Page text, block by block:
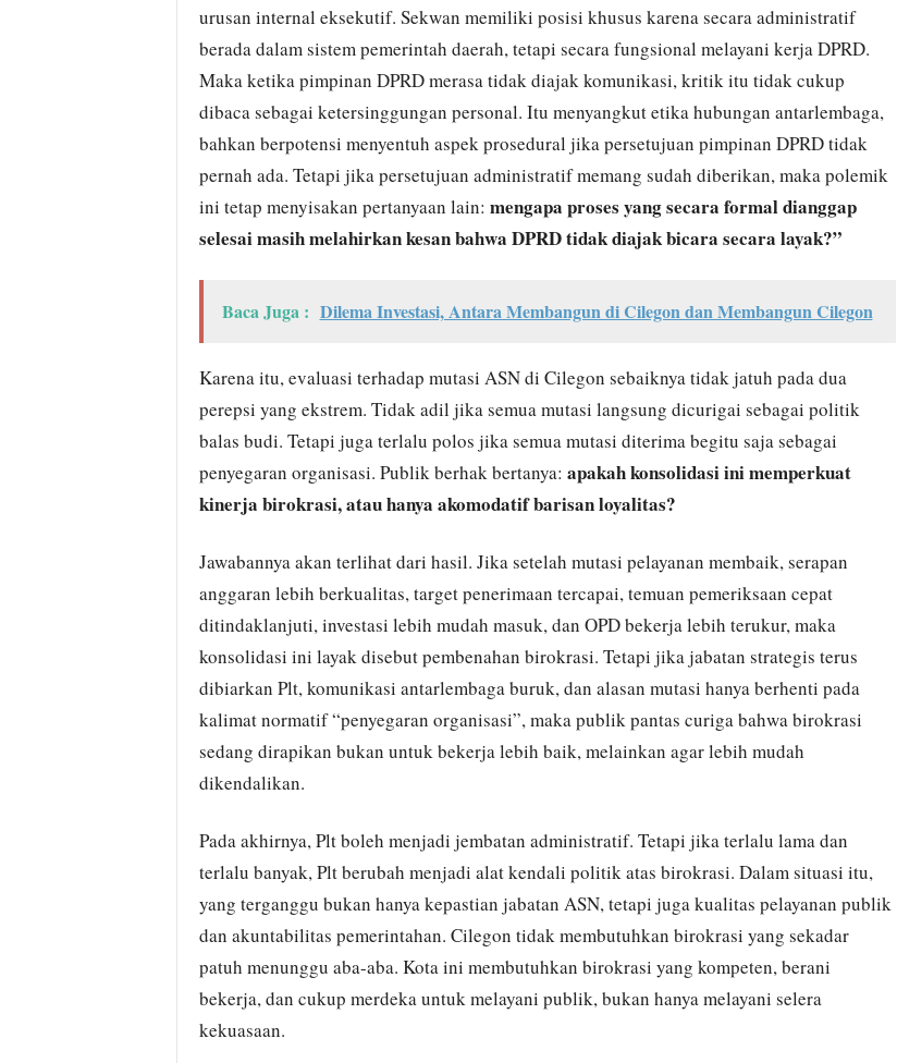
urusan internal eksekutif. Sekwan memiliki posisi khusus karena secara administratif
berada dalam sistem pemerintah daerah, tetapi secara fungsional melayani kerja DPRD.
Maka ketika pimpinan DPRD merasa tidak diajak komunikasi, kritik itu tidak cukup
dibaca sebagai ketersinggungan personal. Itu menyangkut etika hubungan antarlembaga,
bahkan berpotensi menyentuh aspek prosedural jika persetujuan pimpinan DPRD tidak
pernah ada. Tetapi jika persetujuan administratif memang sudah diberikan, maka polemik
ini tetap menyisakan pertanyaan lain: mengapa proses yang secara formal dianggap
selesai masih melahirkan kesan bahwa DPRD tidak diajak bicara secara layak?”
Baca Juga : Dilema Investasi, Antara Membangun di Cilegon dan Membangun Cilegon
Karena itu, evaluasi terhadap mutasi ASN di Cilegon sebaiknya tidak jatuh pada dua
perepsi yang ekstrem. Tidak adil jika semua mutasi langsung dicurigai sebagai politik
balas budi. Tetapi juga terlalu polos jika semua mutasi diterima begitu saja sebagai
penyegaran organisasi. Publik berhak bertanya: apakah konsolidasi ini memperkuat
kinerja birokrasi, atau hanya akomodatif barisan loyalitas?
Jawabannya akan terlihat dari hasil. Jika setelah mutasi pelayanan membaik, serapan
anggaran lebih berkualitas, target penerimaan tercapai, temuan pemeriksaan cepat
ditindaklanjuti, investasi lebih mudah masuk, dan OPD bekerja lebih terukur, maka
konsolidasi ini layak disebut pembenahan birokrasi. Tetapi jika jabatan strategis terus
dibiarkan Plt, komunikasi antarlembaga buruk, dan alasan mutasi hanya berhenti pada
kalimat normatif “penyegaran organisasi”, maka publik pantas curiga bahwa birokrasi
sedang dirapikan bukan untuk bekerja lebih baik, melainkan agar lebih mudah
dikendalikan.
Pada akhirnya, Plt boleh menjadi jembatan administratif. Tetapi jika terlalu lama dan
terlalu banyak, Plt berubah menjadi alat kendali politik atas birokrasi. Dalam situasi itu,
yang terganggu bukan hanya kepastian jabatan ASN, tetapi juga kualitas pelayanan publik
dan akuntabilitas pemerintahan. Cilegon tidak membutuhkan birokrasi yang sekadar
patuh menunggu aba-aba. Kota ini membutuhkan birokrasi yang kompeten, berani
bekerja, dan cukup merdeka untuk melayani publik, bukan hanya melayani selera
kekuasaan.